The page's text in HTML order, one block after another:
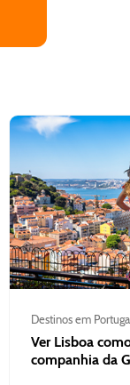
Destinos em
Ver Lisboa
companhia da